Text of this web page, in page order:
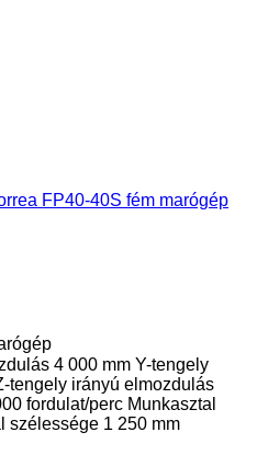
FP40-40S fém marógép
4 000 mm Y-tengely
tengely irányú elmozdulás
fordulat/perc Munkasztal
szélessége 1 250 mm